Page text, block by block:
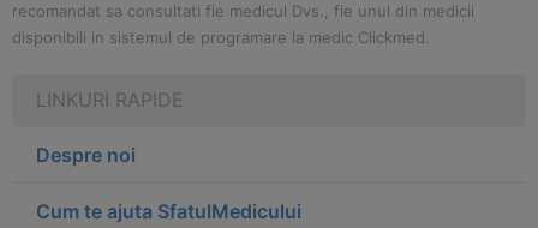
recomandat sa consultati fie medicul Dvs., fie unul din medicii
disponibili in sistemul de programare la medic Clickmed.
LINKURI RAPIDE
Despre noi
Cum te ajuta SfatulMedicului